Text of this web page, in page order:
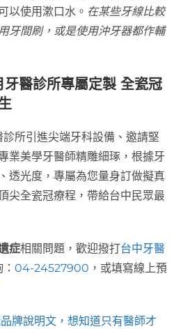
以使用漱口水。 在某些牙線比較
牙間刷，或是使用沖牙器都作輔
牙醫診所專屬定製 全瓷冠
診所引進尖端牙科設備、邀請堅
業美學牙醫師精雕細琢，根據牙
透光度，專屬為您量身訂做擬真
尖全瓷冠療程，帶給台中民眾最
症相關問題，歡迎撥打台中牙醫
：04-24527900 ，或填寫線上預
牌說明文，想知道只有醫師才